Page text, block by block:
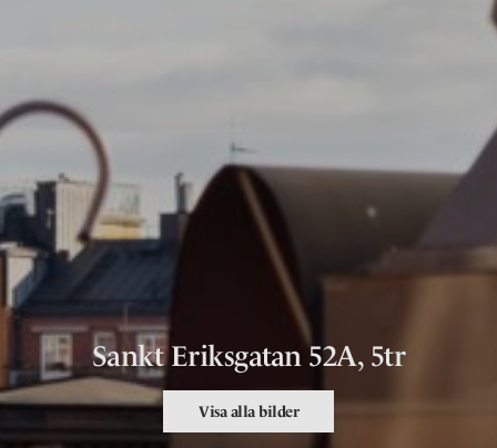
Sankt Eriksgatan 52A, 5tr
Visa alla bilder